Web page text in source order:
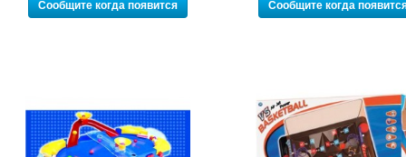
Сообщите когда появится Сообщите когда